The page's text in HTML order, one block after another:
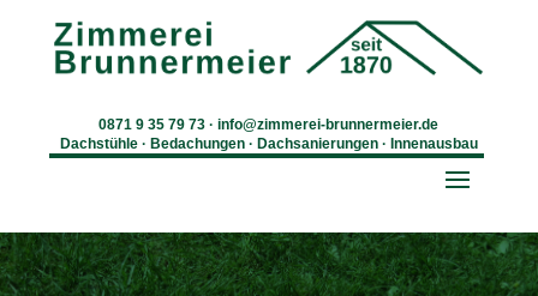
0871 9 35 79 73 ·info@zimmerei-brunnermeier.de
Dachstühle · Bedachungen · Dachsanierungen · Innenausbau